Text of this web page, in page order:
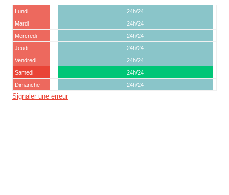
Lundi
24h/24
Mardi
24h/24
Mercredi
24h/24
Jeudi
24h/24
Vendredi
24h/24
Samedi
24h/24
Dimanche
24h/24
Signaler une erreur